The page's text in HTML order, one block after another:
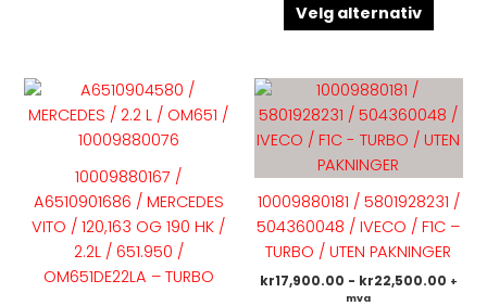
Velg alternativ
10009880167 /
A6510901686 / MERCEDES
VITO / 120,163 OG 190 HK /
2.2L / 651.950 /
OM651DE22LA – TURBO
10009880181 / 5801928231 /
504360048 / IVECO / F1C –
TURBO / UTEN PAKNINGER
kr17,900.00 - kr22,500.00 +
mva
har
kan
velges
på